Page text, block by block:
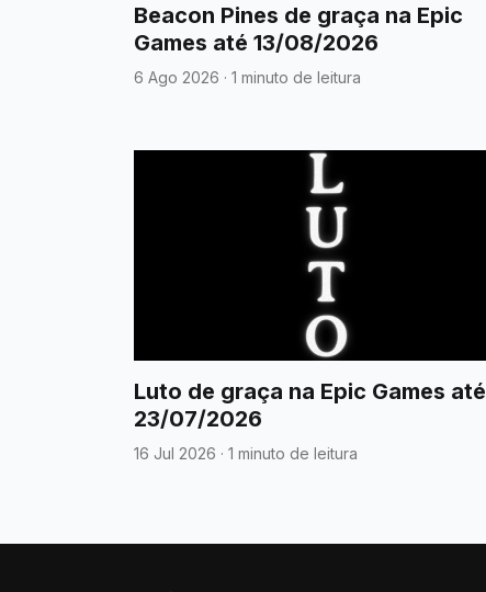
Beacon Pines de graça na Epic
Games até 13/08/2026
6 Ago 2026 · 1 minuto de leitura
Luto de graça na Epic Games até
23/07/2026
16 Jul 2026 · 1 minuto de leitura